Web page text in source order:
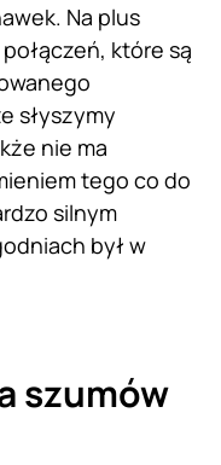
Na plus
które są
słyszymy
nie ma
tego co do
silnym
był w
szumów